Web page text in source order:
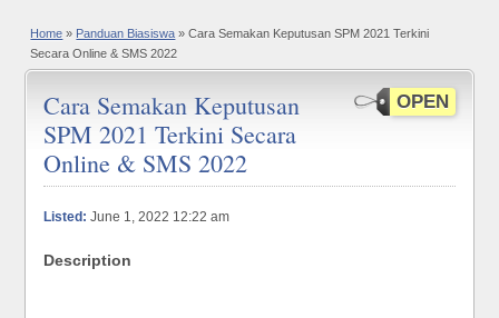
Home » Panduan Biasiswa » Cara Semakan Keputusan SPM 2021 Terkini
Secara Online & SMS 2022
OPEN
Cara Semakan Keputusan
SPM 2021 Terkini Secara
Online & SMS 2022
Listed: June 1, 2022 12:22 am
Description